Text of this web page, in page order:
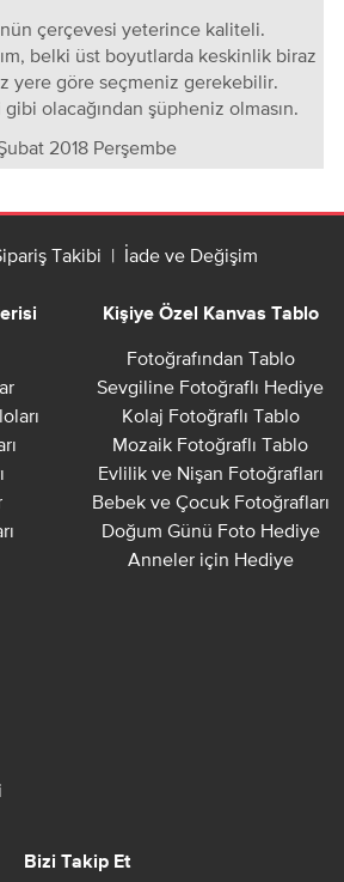
çerçevesi yeterince kaliteli.
belki üst boyutlarda keskinlik biraz
yere göre seçmeniz gerekebilir.
olacağından şüpheniz olmasın.
2018 Perşembe
Takibi | İade ve Değişim
Kişiye Özel Kanvas Tablo
Fotoğrafından Tablo
Sevgiline Fotoğraflı Hediye
Kolaj Fotoğraflı Tablo
Mozaik Fotoğraflı Tablo
Evlilik ve Nişan Fotoğrafları
Bebek ve Çocuk Fotoğrafları
Doğum Günü Foto Hediye
Anneler için Hediye
Bizi Takip Et